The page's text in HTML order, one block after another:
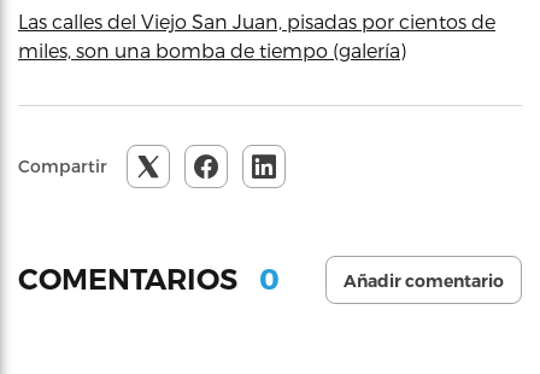
Las calles del Viejo San Juan, pisadas por cientos de
miles, son una bomba de tiempo (galería)
Compartir
COMENTARIOS 0 Añadir comentario